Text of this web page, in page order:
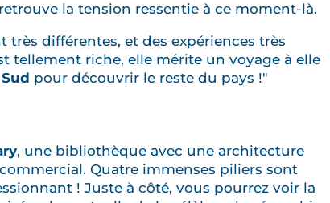
la tension ressentie à ce moment-là.
très différentes, et des expériences très
tellement riche, elle mérite un voyage à elle
pour découvrir le reste du pays !"
, une bibliothèque avec une architecture
Quatre immenses piliers sont
! Juste à côté, vous pourrez voir la